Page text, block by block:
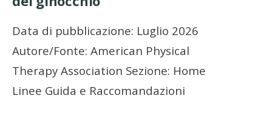
Data di pubblicazione: Luglio 2026
Autore/Fonte: American Physical
Therapy Association Sezione: Home
Linee Guida e Raccomandazioni